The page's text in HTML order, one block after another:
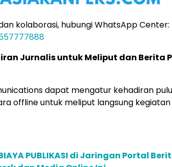
kolaborasi, hubungi WhatsApp Center:
Jurnalis untuk Meliput dan Berita
dapat mengatur kehadiran
offline untuk meliput langsung kegiatan
PUBLIKASI di Jaringan Portal